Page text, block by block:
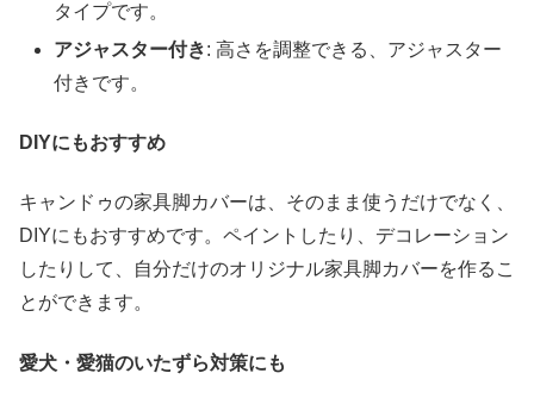
タイプです。
アジャスター付き: 高さを調整できる、アジャスター
付きです。
DIYにもおすすめ
キャンドゥの家具脚カバーは、そのまま使うだけでなく、
DIYにもおすすめです。ペイントしたり、デコレーション
したりして、自分だけのオリジナル家具脚カバーを作るこ
とができます。
愛犬・愛猫のいたずら対策にも